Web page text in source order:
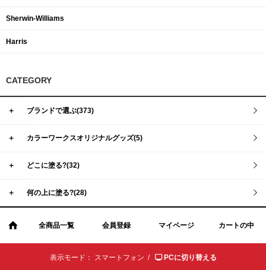
Sherwin-Williams
Harris
CATEGORY
＋ ブランドで選ぶ(373)
＋ カラーワークスオリジナルグッズ(5)
＋ どこに塗る?(32)
＋ 何の上に塗る?(28)
全商品一覧 会員登録 マイページ カートの中
表示モード： スマートフォン / PCに切り替える